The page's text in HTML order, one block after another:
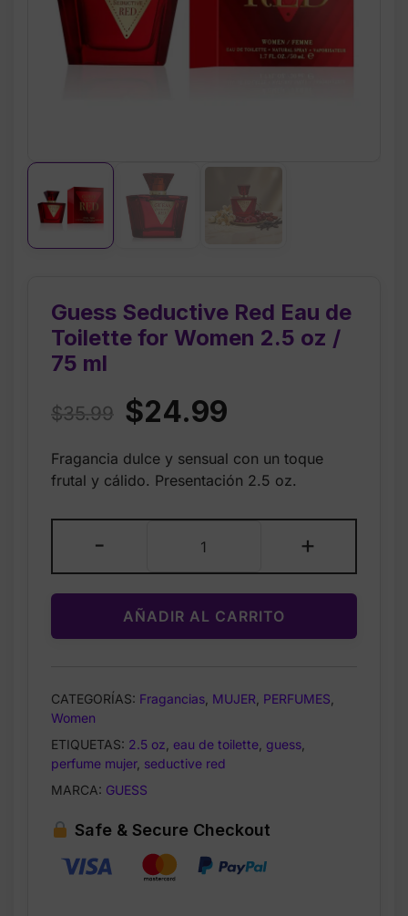
Guess Seductive Red Eau de
Toilette for Women 2.5 oz /
75 ml
$35.99
Original
was:
$24.99
is:
Fragancia dulce y sensual con un toque
frutal y cálido. Presentación 2.5 oz.
-
Seductive
Red
Eau
de
Toilette
2.5
/
75
+
AÑADIR AL CARRITO
CATEGORÍAS: Fragancias MUJER PERFUMES
Women
ETIQUETAS: 2.5 oz eau de toilette guess
perfume mujer, seductive red
MARCA: GUESS
Safe & Secure Checkout